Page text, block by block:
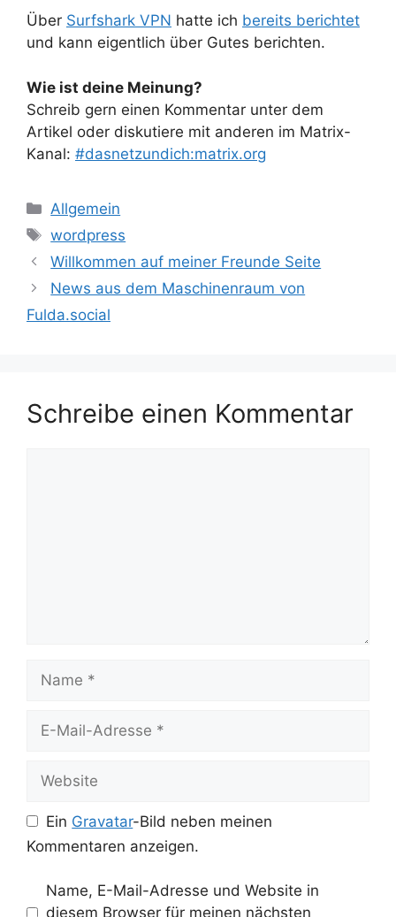
Über Surfshark VPN hatte ich bereits berichtet
und kann eigentlich über Gutes berichten.
Wie ist deine Meinung?
Schreib gern einen Kommentar unter dem
Artikel oder diskutiere mit anderen im Matrix-
Kanal: #dasnetzundich:matrix.org
Kategorien
Allgemein
Schlagwörter
wordpress
Willkommen auf meiner Freunde Seite
News aus dem Maschinenraum von
Fulda.social
Schreibe einen Kommentar
Mail-
Ein Gravatar-Bild neben meinen
Kommentaren anzeigen.
Name, E-Mail-Adresse und Website in
diesem Browser für meinen nächsten